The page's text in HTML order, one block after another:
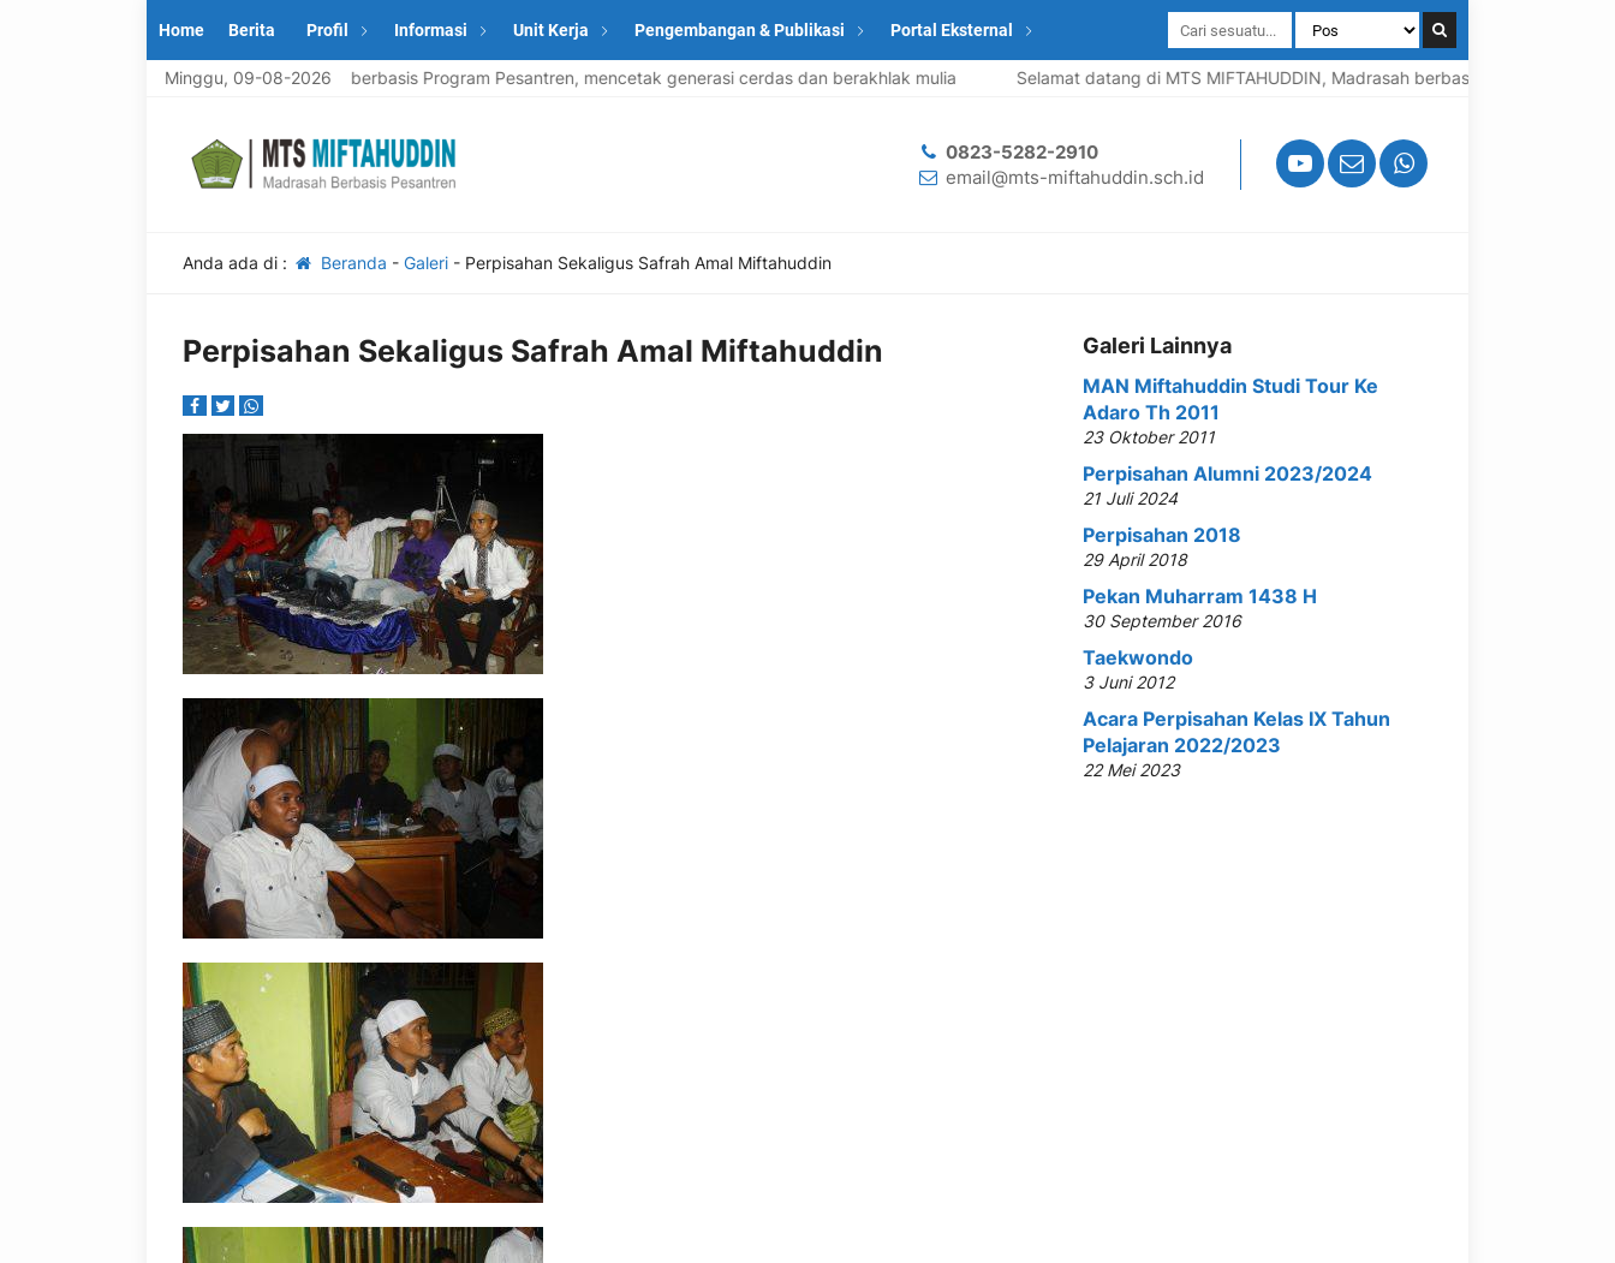
Home Berita Profil Informasi Unit Kerja Pengembangan & Publikasi Portal Eksternal
Minggu, 09-08-2026
di MTS MIFTAHUDDIN, Madrasah berbasis Program Pesantren, mencetak generasi cerdas dan berakhlak mulia Selamat datang di MTS MIFTAHUDDIN, Madrasah berbasis Program Pesantren,
0823-5282-2910
email@mts-miftahuddin.sch.id
Anda ada di : Beranda - Galeri- Perpisahan Sekaligus Safrah Amal Miftahuddin
Perpisahan Sekaligus Safrah Amal Miftahuddin Galeri Lainnya
MAN Miftahuddin Studi Tour Ke
Adaro Th 2011
23 Oktober 2011
Perpisahan Alumni 2023/2024
21 Juli 2024
Perpisahan 2018
29 April 2018
Pekan Muharram 1438 H
30 September 2016
Taekwondo
3 Juni 2012
Acara Perpisahan Kelas IX Tahun
Pelajaran 2022/2023
22 Mei 2023